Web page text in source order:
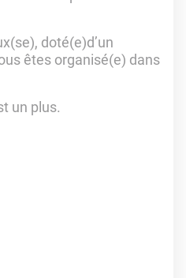
doté(e)d’un
êtes organisé(e) dans
un plus.